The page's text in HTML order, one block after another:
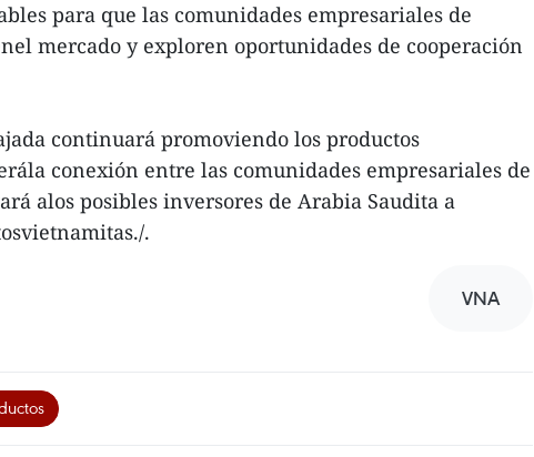
para que las comunidades empresariales de
mercado y exploren oportunidades de cooperación
continuará promoviendo los productos
conexión entre las comunidades empresariales de
alos posibles inversores de Arabia Saudita a
.
VNA